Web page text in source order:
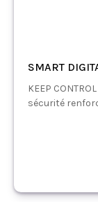
SMART
KEEP
sécurité